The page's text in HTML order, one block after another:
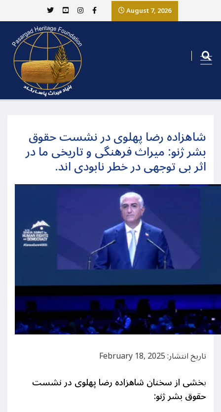
August 7, 2026
شاهزاده رضا پهلوی در نشست حقوق
بشر ژنو: میراث فرهنگی و تاریخی ما در
اثر بی توجهی در خطر نابودی اند.
تاریخ انتشار: February 18, 2025
بخشی از سخنان شاهزاده رضا پهلوی در نشست
حقوق بشر ژنو: